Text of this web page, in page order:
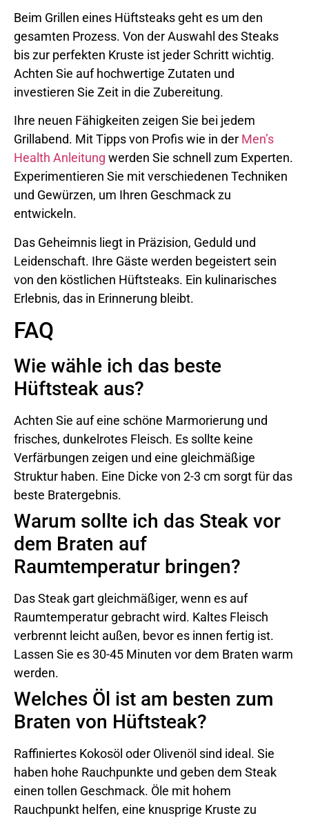
Beim Grillen eines Hüftsteaks geht es um den
gesamten Prozess. Von der Auswahl des Steaks
bis zur perfekten Kruste ist jeder Schritt wichtig.
Achten Sie auf hochwertige Zutaten und
investieren Sie Zeit in die Zubereitung.
Ihre neuen Fähigkeiten zeigen Sie bei jedem
Grillabend. Mit Tipps von Profis wie in der Men’s
Health Anleitung werden Sie schnell zum Experten.
Experimentieren Sie mit verschiedenen Techniken
und Gewürzen, um Ihren Geschmack zu
entwickeln.
Das Geheimnis liegt in Präzision, Geduld und
Leidenschaft. Ihre Gäste werden begeistert sein
von den köstlichen Hüftsteaks. Ein kulinarisches
Erlebnis, das in Erinnerung bleibt.
FAQ
Wie wähle ich das beste
Hüftsteak aus?
Achten Sie auf eine schöne Marmorierung und
frisches, dunkelrotes Fleisch. Es sollte keine
Verfärbungen zeigen und eine gleichmäßige
Struktur haben. Eine Dicke von 2-3 cm sorgt für das
beste Bratergebnis.
Warum sollte ich das Steak vor
dem Braten auf
Raumtemperatur bringen?
Das Steak gart gleichmäßiger, wenn es auf
Raumtemperatur gebracht wird. Kaltes Fleisch
verbrennt leicht außen, bevor es innen fertig ist.
Lassen Sie es 30-45 Minuten vor dem Braten warm
werden.
Welches Öl ist am besten zum
Braten von Hüftsteak?
Raffiniertes Kokosöl oder Olivenöl sind ideal. Sie
haben hohe Rauchpunkte und geben dem Steak
einen tollen Geschmack. Öle mit hohem
Rauchpunkt helfen, eine knusprige Kruste zu